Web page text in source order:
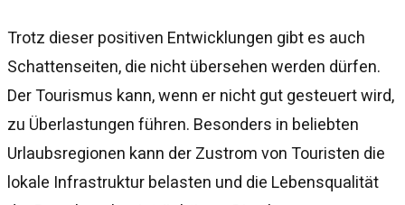
Trotz dieser positiven Entwicklungen gibt es auch
Schattenseiten, die nicht übersehen werden dürfen.
Der Tourismus kann, wenn er nicht gut gesteuert wird,
zu Überlastungen führen. Besonders in beliebten
Urlaubsregionen kann der Zustrom von Touristen die
lokale Infrastruktur belasten und die Lebensqualität